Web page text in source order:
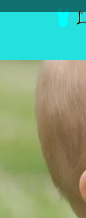
sites tiers qu'il utilise collectent